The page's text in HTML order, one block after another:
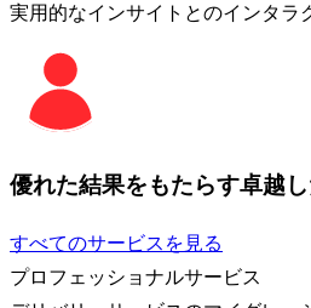
実用的なインサイトとのインタラ
優れた結果をもたらす卓越
すべてのサービスを見る
プロフェッショナルサービス